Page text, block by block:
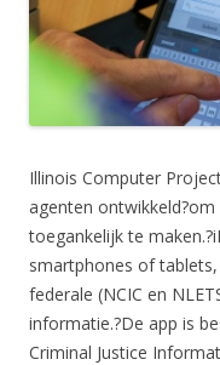
Illinois Computer
agenten
toegankelijk te
smartphones of
federale (NCIC en
informatie.?De app is
Criminal Justice